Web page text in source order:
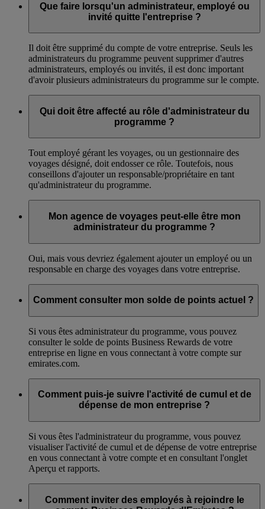
Que faire lorsqu'un administrateur, employé ou
invité quitte l'entreprise ?
Il doit être supprimé du compte de votre entreprise. Seuls les
administrateurs du programme peuvent supprimer d'autres
administrateurs, employés ou invités, il est donc important
d'avoir plusieurs administrateurs du programme sur le compte.
Qui doit être affecté au rôle d'administrateur du
programme ?
Tout employé gérant les voyages, ou un gestionnaire des
voyages désigné, doit endosser ce rôle. Toutefois, nous
conseillons d'ajouter un responsable/propriétaire en tant
qu'administrateur du programme.
Mon agence de voyages peut-elle être mon
administrateur du programme ?
Oui, mais vous devriez également ajouter un employé ou un
responsable en charge des voyages dans votre entreprise.
Comment consulter mon solde de points actuel ?
Si vous êtes administrateur du programme, vous pouvez
consulter le solde de points Business Rewards de votre
entreprise en ligne en vous connectant à votre compte sur
emirates.com.
Comment puis-je suivre l'activité de cumul et de
dépense de mon entreprise ?
Si vous êtes l'administrateur du programme, vous pouvez
visualiser l'activité de cumul et de dépense de votre entreprise
en vous connectant à votre compte et en consultant l'onglet
Aperçu et rapports.
Comment inviter des employés à rejoindre le